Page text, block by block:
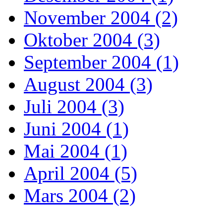
November 2004 (2)
Oktober 2004 (3)
September 2004 (1)
August 2004 (3)
Juli 2004 (3)
Juni 2004 (1)
Mai 2004 (1)
April 2004 (5)
Mars 2004 (2)